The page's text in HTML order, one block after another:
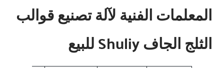
المعلمات الفنية لآلة تصنيع قوالب
الثلج الجاف Shuliy للبيع